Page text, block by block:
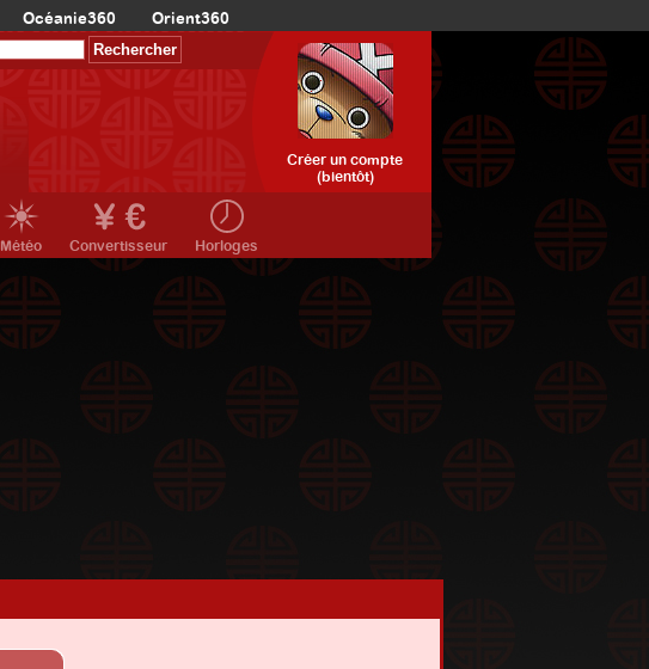
Océanie360 Orient360
Créer un compte
(bientôt)
Météo Convertisseur Horloges